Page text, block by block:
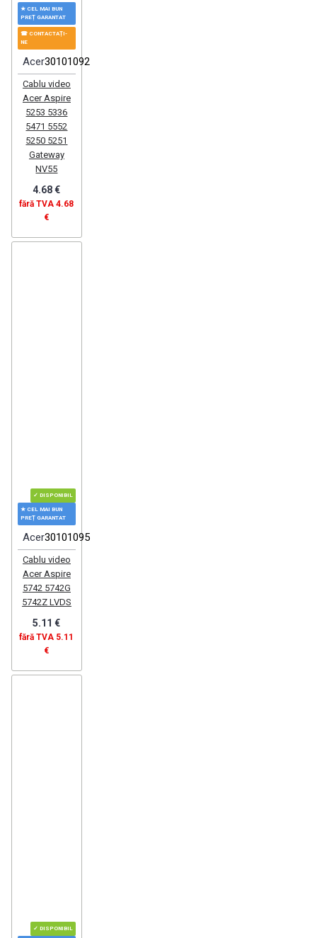
★ CEL MAI BUN
PREȚ GARANTAT
☎ CONTACTAȚI-
NE
Acer30101092
Cablu video
Acer Aspire
5253 5336
5471 5552
5250 5251
Gateway
NV55
4.68 €
fără TVA 4.68
€
✓ DISPONIBIL
★ CEL MAI BUN
PREȚ GARANTAT
Acer30101095
Cablu video
Acer Aspire
5742 5742G
5742Z LVDS
5.11 €
fără TVA 5.11
€
✓ DISPONIBIL